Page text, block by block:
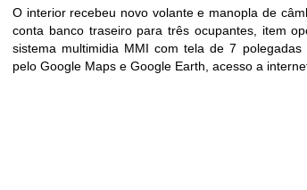
O interior recebeu novo volante e manopla de
conta banco traseiro para três ocupantes, item
sistema multimidia MMI com tela de 7
pelo Google Maps e Google Earth, acesso a